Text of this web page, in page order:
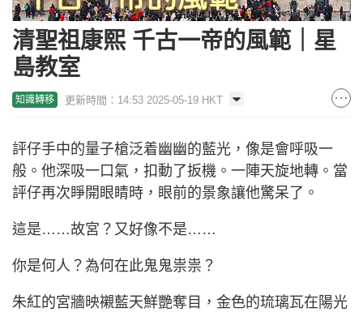
清聖祖康熙 千古一帝的風範｜星
島教室
知識轉移 更新時間：14:53 2025-05-19 HKT
評仔手中的量子槍泛着幽幽的藍光，像是會呼吸一
般。他深吸一口氣，扣動了扳機。一陣天旋地轉。當
評仔再次睜開眼睛時，眼前的景象讓他驚呆了。
這是……故宮？又好像不是……
你是何人？為何在此鬼鬼祟祟？
朱紅的宮牆映襯藍天鮮艷奪目，金色的琉璃瓦在陽光